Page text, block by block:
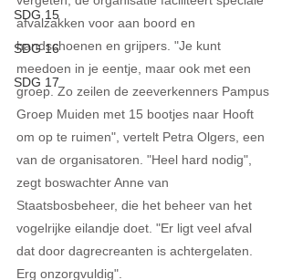
SDG 15
SDG 16
SDG 17
afvalzakken voor aan boord en
handschoenen en grijpers. "Je kunt
meedoen in je eentje, maar ook met een
groep. Zo zeilen de zeeverkenners Pampus
Groep Muiden met 15 bootjes naar Hooft
om op te ruimen", vertelt Petra Olgers, een
van de organisatoren. "Heel hard nodig",
zegt boswachter Anne van
Staatsbosbeheer, die het beheer van het
vogelrijke eilandje doet. "Er ligt veel afval
dat door dagrecreanten is achtergelaten.
Erg onzorgvuldig".